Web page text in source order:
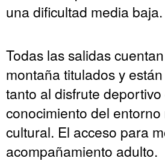
una dificultad media baja.
Todas las salidas
montaña titulados y
tanto al disfrute
conocimiento del
cultural. El acceso para
acompañamiento adulto.